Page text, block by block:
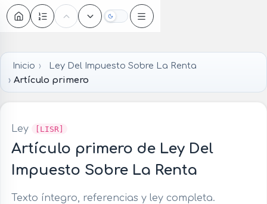
Oscuro
Inicio
Ley Del Impuesto Sobre La Renta
Artículo primero
Ley [LISR]
Artículo primero de Ley Del
Impuesto Sobre La Renta
Texto íntegro, referencias y ley completa.